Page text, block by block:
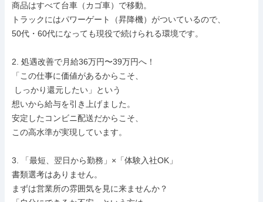
商品はすべて台車（カゴ車）で移動。
トラックにはパワーゲート（昇降機）がついているので、
50代・60代になっても現役で続けられる環境です。
2. 処遇改善で月給36万円〜39万円へ！
「この仕事に価値があるからこそ、
想いから給与を引き上げました。
安定したコンビニ配送だからこそ、
この高水準が実現しています。
3. 「最短、翌日から勤務」×「体験入社OK」
書類選考はありません。
まずは営業所の雰囲気を見に来ませんか？